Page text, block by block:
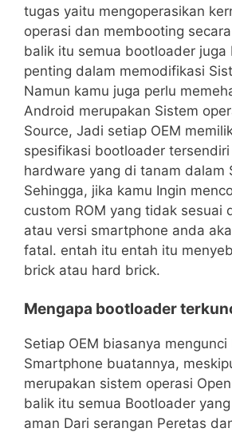
tugas yaitu mengoperasikan
operasi dan membooting
balik itu semua bootloader juga
penting dalam memodifikasi
Namun kamu juga perlu
Android merupakan Sistem
Source, Jadi setiap OEM
spesifikasi bootloader
hardware yang di tanam dalam
Sehingga, jika kamu Ingin
custom ROM yang tidak sesuai
atau versi smartphone anda
fatal. entah itu entah itu
brick atau hard brick.
Mengapa bootloader
Setiap OEM biasanya
Smartphone buatannya,
merupakan sistem operasi
balik itu semua Bootloader
aman Dari serangan Peretas